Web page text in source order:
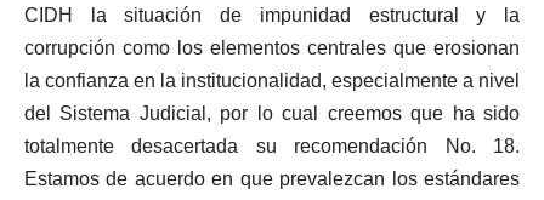
CIDH la situación de impunidad estructural y la
corrupción como los elementos centrales que erosionan
la confianza en la institucionalidad, especialmente a nivel
del Sistema Judicial, por lo cual creemos que ha sido
totalmente desacertada su recomendación No. 18.
Estamos de acuerdo en que prevalezcan los estándares